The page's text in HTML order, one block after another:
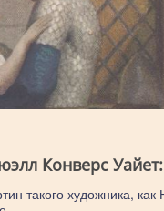
Конверс
такого художника,